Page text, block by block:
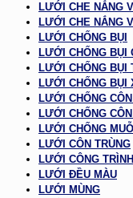
LƯỚI CHE NẮNG
LƯỚI CHE NẮNG
LƯỚI CHỐNG BỤI
LƯỚI CHỐNG BỤI
LƯỚI CHỐNG BỤI
LƯỚI CHỐNG BỤI
LƯỚI CHỐNG
LƯỚI CHỐNG
LƯỚI CHỐNG MUỖI
LƯỚI CÔN TRÙNG
LƯỚI CÔNG
LƯỚI ĐỀU MÀU
LƯỚI MÙNG